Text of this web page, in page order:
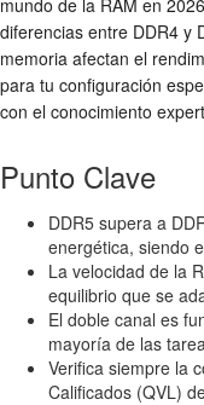
diferencias entre DDR4 y
memoria afectan el
para tu configuración
con el conocimiento
Punto Clave
DDR5 supera a
energética, siendo
La velocidad de la
equilibrio que se
El doble canal es
mayoría de las
Verifica siempre la
Calificados (QVL)